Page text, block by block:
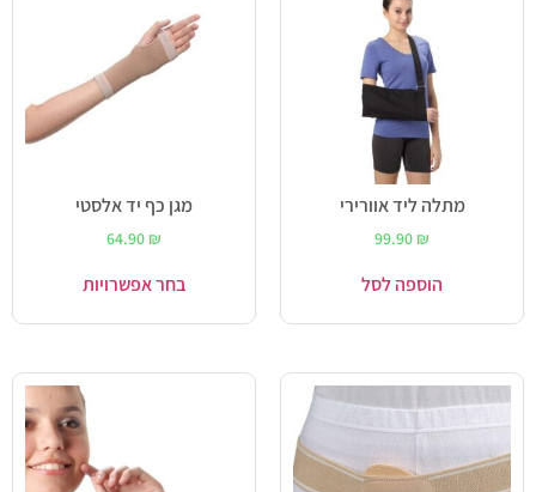
מתלה ליד אוורירי
99.90 ₪
הוספה לסל
מגן כף יד אלסטי
64.90 ₪
בחר אפשרויות